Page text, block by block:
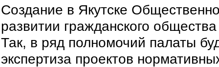
Создание в Якутске
развитии гражданского
Так, в ряд полномочий палаты
экспертиза проектов